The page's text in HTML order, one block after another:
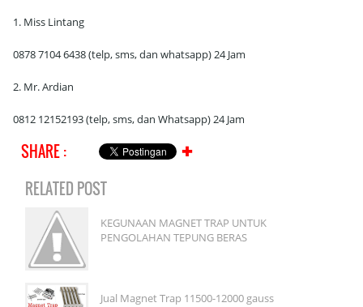
1. Miss Lintang
0878 7104 6438 (telp, sms, dan whatsapp) 24 Jam
2. Mr. Ardian
0812 12152193 (telp, sms, dan Whatsapp) 24 Jam
SHARE : ✚
RELATED POST
KEGUNAAN MAGNET TRAP UNTUK
PENGOLAHAN TEPUNG BERAS
Jual Magnet Trap 11500-12000 gauss